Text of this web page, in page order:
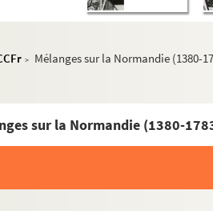
> Mélanges sur la Normandie (1380-
sur la Normandie (1380-